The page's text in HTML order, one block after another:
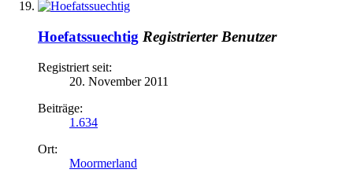
Hoefatssuechtig Registrierter Benutzer
Registriert seit:
20. November 2011
Beiträge:
1.634
Ort:
Moormerland